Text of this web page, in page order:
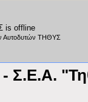
Αυτοδυτών ΤΗΘΥΣ
Σ.Ε.Α.